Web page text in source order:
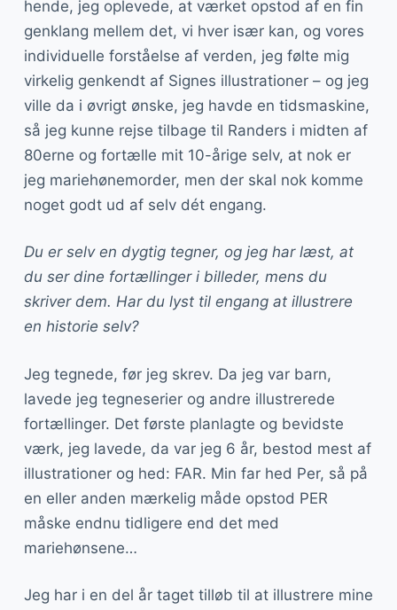
hende, jeg oplevede, at værket opstod af en fin
genklang mellem det, vi hver især kan, og vores
individuelle forståelse af verden, jeg følte mig
virkelig genkendt af Signes illustrationer – og jeg
ville da i øvrigt ønske, jeg havde en tidsmaskine,
så jeg kunne rejse tilbage til Randers i midten af
80erne og fortælle mit 10-årige selv, at nok er
jeg mariehønemorder, men der skal nok komme
noget godt ud af selv dét engang.
Du er selv en dygtig tegner, og jeg har læst, at
du ser dine fortællinger i billeder, mens du
skriver dem. Har du lyst til engang at illustrere
en historie selv?
Jeg tegnede, før jeg skrev. Da jeg var barn,
lavede jeg tegneserier og andre illustrerede
fortællinger. Det første planlagte og bevidste
værk, jeg lavede, da var jeg 6 år, bestod mest af
illustrationer og hed: FAR. Min far hed Per, så på
en eller anden mærkelig måde opstod PER
måske endnu tidligere end det med
mariehønsene…
Jeg har i en del år taget tilløb til at illustrere mine